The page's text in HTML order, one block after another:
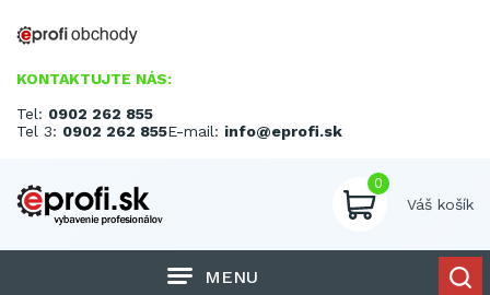
KONTAKTUJTE NÁS:
Tel: 0902 262 855
Tel 3: 0902 262 855E-mail: info@eprofi.sk
0
Váš košík
MENU